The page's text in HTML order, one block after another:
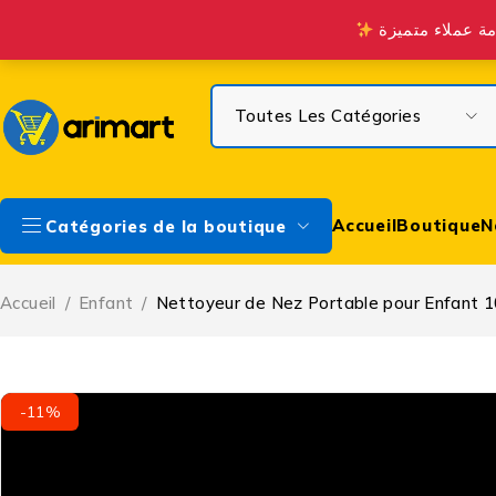
Profitez de la Livraison gratuite à partir de 300 DH sur Casa & à
Catégories de la boutique AccueilBoutique
Accueil / Enfant / Nettoyeur de Nez Portable pour Enfant
-11%